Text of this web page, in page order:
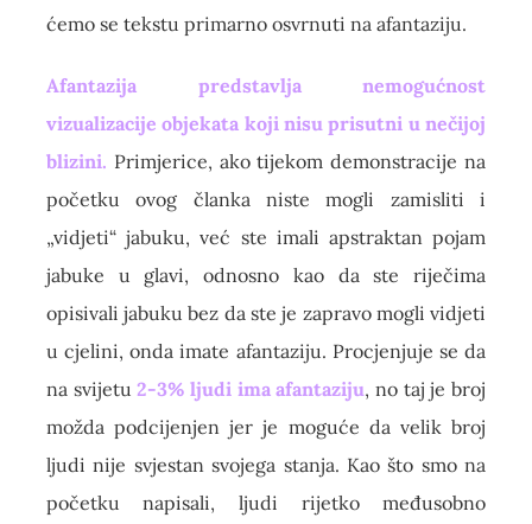
ćemo se tekstu primarno osvrnuti na afantaziju.
Afantazija predstavlja nemogućnost
vizualizacije objekata koji nisu prisutni u nečijoj
blizini. Primjerice, ako tijekom demonstracije na
početku ovog članka niste mogli zamisliti i
„vidjeti“ jabuku, već ste imali apstraktan pojam
jabuke u glavi, odnosno kao da ste riječima
opisivali jabuku bez da ste je zapravo mogli vidjeti
u cjelini, onda imate afantaziju. Procjenjuje se da
na svijetu2-3% ljudi ima afantaziju, no taj je broj
možda podcijenjen jer je moguće da velik broj
ljudi nije svjestan svojega stanja. Kao što smo na
početku napisali, ljudi rijetko međusobno